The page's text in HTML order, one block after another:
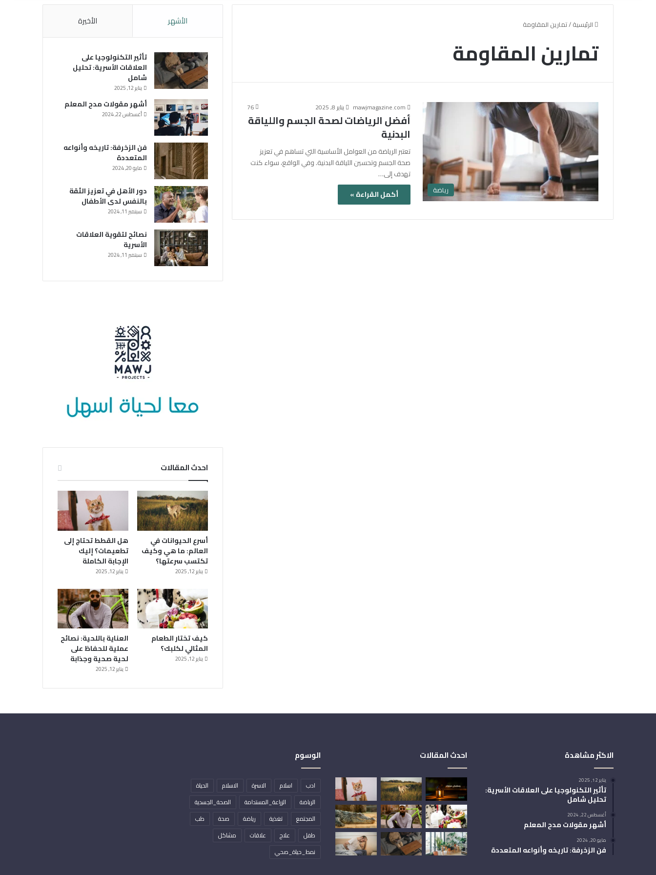
الرئيسية/تمارين المقاومة
تمارين المقاومة
رياضة
mawjmagazine.com يناير 8, 2025 76
أفضل الرياضات لصحة الجسم واللياقة
البدنية
تعتبر الرياضة من العوامل الأساسية التي تساهم في تعزيز
صحة الجسم وتحسين اللياقة البدنية. وفي الواقع، سواء كنت
تهدف إلى…
أكمل القراءة »
الأشهر الأخيرة
تأثير التكنولوجيا على
العلاقات الأسرية: تحليل
شامل
يناير 12, 2025
أشهر مقولات مدح المعلم
أغسطس 22, 2024
فن الزخرفة: تاريخه وأنواعه
المتعددة
مايو 20, 2024
دور الأهل في تعزيز الثقة
بالنفس لدى الأطفال
سبتمبر 11, 2024
نصائح لتقوية العلاقات
الأسرية
سبتمبر 11, 2024
احدث المقالات
أسرع الحيوانات في
العالم: ما هي وكيف
تكتسب سرعتها؟
يناير 12, 2025
هل القطط تحتاج إلى
تطعيمات؟ إليك
الإجابة الكاملة
يناير 12, 2025
كيف تختار الطعام
المثالي لكلبك؟
يناير 12, 2025
العناية باللحية: نصائح
عملية للحفاظ على
لحية صحية وجذابة
يناير 12, 2025
الاكثر مشاهدة
يناير 12, 2025
تأثير التكنولوجيا على العلاقات الأسرية:
تحليل شامل
أغسطس 22, 2024
أشهر مقولات مدح المعلم
مايو 20, 2024
فن الزخرفة: تاريخه وأنواعه المتعددة
احدث المقالات الوسوم
ادب اسلام الاسرة الاسلام
الحياة
الرياضة
الزراعة_المستدامة
الصحة_الجسدية
المجتمع
تغذية رياضة صحة
طب
طفل
علاج علاقات
مشاكل
نمط_حياة_صحي